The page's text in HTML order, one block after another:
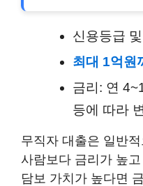
신용등급
최대 1억원
금리: 연
등에 따라
무직자 대출은 일반
사람보다 금리가 높
담보 가치가 높다면